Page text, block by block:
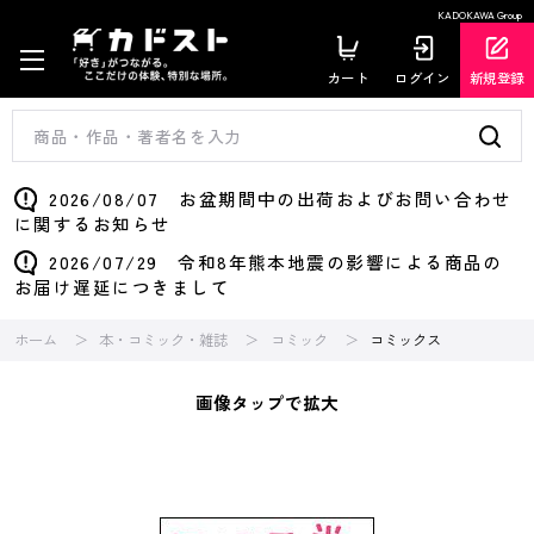
KADOKAWA Group
カート ログイン 新規登録
2026/08/07 お盆期間中の出荷およびお問い合わせ
に関するお知らせ
2026/07/29 令和8年熊本地震の影響による商品の
お届け遅延につきまして
ホーム 本・コミック・雑誌 コミック コミックス
画像タップで拡大